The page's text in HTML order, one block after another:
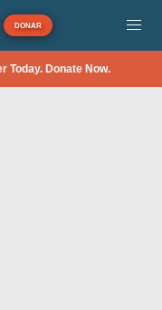
DONAR
Today. Donate Now.